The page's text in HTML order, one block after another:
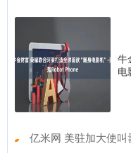
牛
电
亿米网 美驻加大使